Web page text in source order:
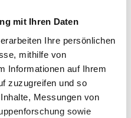
mit Ihren Daten
Ihre persönlichen
mithilfe von
Informationen auf Ihrem
zuzugreifen und so
Messungen von
sowie